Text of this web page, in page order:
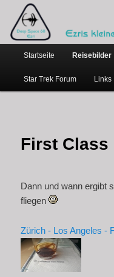
primären
Inhalt
springen
Ezris kleine
…weil bloggen so schick ist
Hauptmenü
Startseite Reisebilder
Star Trek Forum Links
First Class
Dann und wann ergibt
fliegen
Zürich - Los Angeles -